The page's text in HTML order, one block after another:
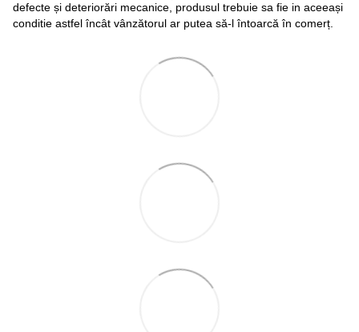
defecte și deteriorări mecanice, produsul trebuie sa fie in aceeași
conditie astfel încât vânzătorul ar putea să-l întoarcă în comerț.